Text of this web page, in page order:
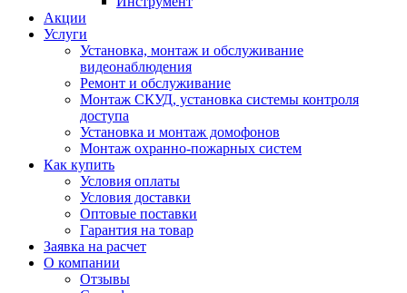
Акции
Услуги
Установка, монтаж и обслуживание
видеонаблюдения
Ремонт и обслуживание
Монтаж СКУД, установка системы контроля
доступа
Установка и монтаж домофонов
Монтаж охранно-пожарных систем
Как купить
Условия оплаты
Условия доставки
Оптовые поставки
Гарантия на товар
Заявка на расчет
О компании
Отзывы